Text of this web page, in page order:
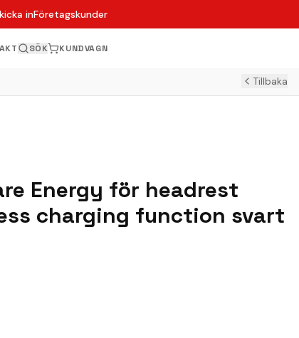
inFöretagskunder
SÖK KUNDVAGN
Tillbaka
Energy för headrest
charging function svart